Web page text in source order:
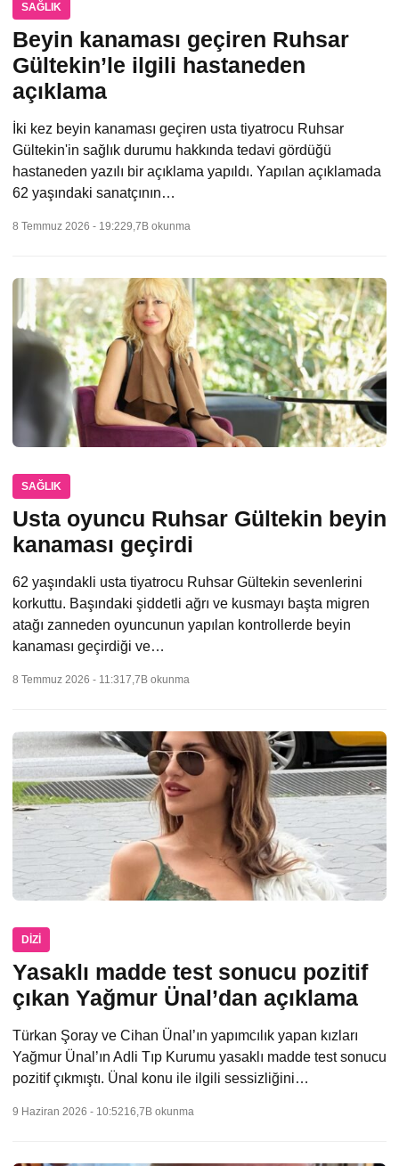
SAĞLIK
Beyin kanaması geçiren Ruhsar
Gültekin’le ilgili hastaneden
açıklama
İki kez beyin kanaması geçiren usta tiyatrocu Ruhsar
Gültekin'in sağlık durumu hakkında tedavi gördüğü
hastaneden yazılı bir açıklama yapıldı. Yapılan açıklamada
62 yaşındaki sanatçının…
8 Temmuz 2026 - 19:229,7B okunma
SAĞLIK
Usta oyuncu Ruhsar Gültekin beyin
kanaması geçirdi
62 yaşındakli usta tiyatrocu Ruhsar Gültekin sevenlerini
korkuttu. Başındaki şiddetli ağrı ve kusmayı başta migren
atağı zanneden oyuncunun yapılan kontrollerde beyin
kanaması geçirdiği ve…
8 Temmuz 2026 - 11:317,7B okunma
DIZI
Yasaklı madde test sonucu pozitif
çıkan Yağmur Ünal’dan açıklama
Türkan Şoray ve Cihan Ünal’ın yapımcılık yapan kızları
Yağmur Ünal’ın Adli Tıp Kurumu yasaklı madde test sonucu
pozitif çıkmıştı. Ünal konu ile ilgili sessizliğini…
9 Haziran 2026 - 10:5216,7B okunma